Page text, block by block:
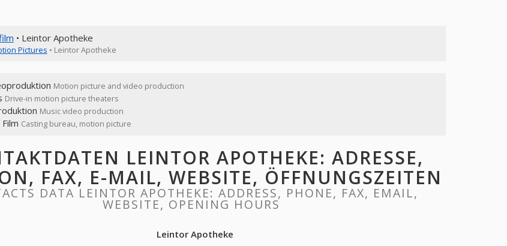
• Leintor Apotheke
Pictures • Leintor Apotheke
Motion picture and video production
Drive-in motion picture theaters
Music video production
Casting bureau, motion picture
LEINTOR APOTHEKE: ADRESSE,
FAX, E-MAIL, WEBSITE, ÖFFNUNGSZEITEN
DATA LEINTOR APOTHEKE: ADDRESS, PHONE, FAX, EMAIL,
WEBSITE, OPENING HOURS
Leintor Apotheke